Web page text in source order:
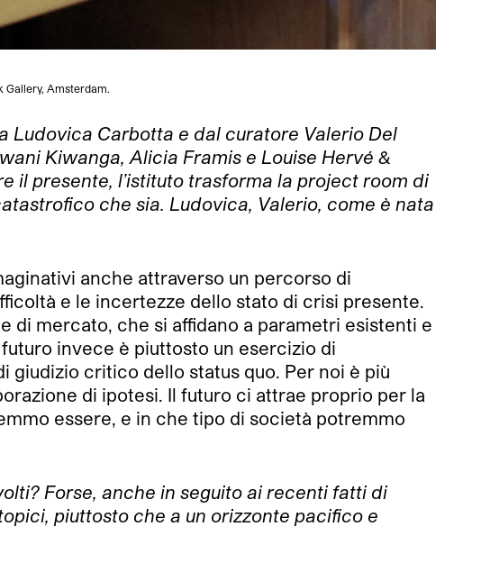
Gallery, Amsterdam.
Ludovica Carbotta e dal curatore Valerio Del
Kiwanga, Alicia Framis e Louise Hervé &
il presente, l’istituto trasforma la project room di
che sia. Ludovica, Valerio, come è nata
anche attraverso un percorso di
e le incertezze dello stato di crisi presente.
mercato, che si affidano a parametri esistenti e
invece è piuttosto un esercizio di
giudizio critico dello status quo. Per noi è più
di ipotesi. Il futuro ci attrae proprio per la
essere, e in che tipo di società potremmo
Forse, anche in seguito ai recenti fatti di
piuttosto che a un orizzonte pacifico e